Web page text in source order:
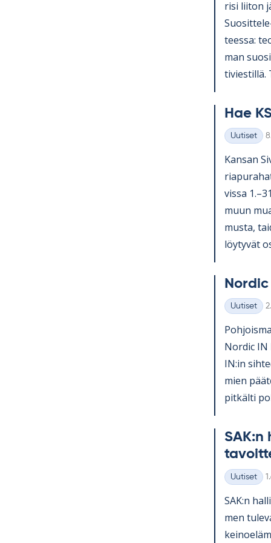
risi lii­ton
teessa:
man
ti­vies­tillä.
Hae
Kategoriat
Uutiset
Kan­san
vissa
muun
musta,
löy­ty­vät
Kategoriat
Uutiset
Nor­dic IN
IN:in
mien
pit­kälti
SAK:n
Kategoriat
Uutiset
SAK:n
men